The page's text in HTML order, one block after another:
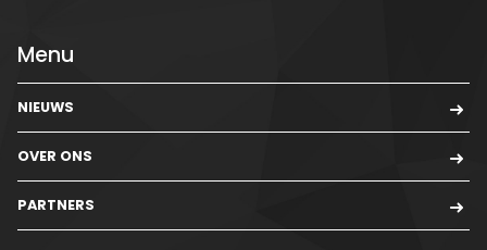
Menu
NIEUWS
OVER ONS
PARTNERS